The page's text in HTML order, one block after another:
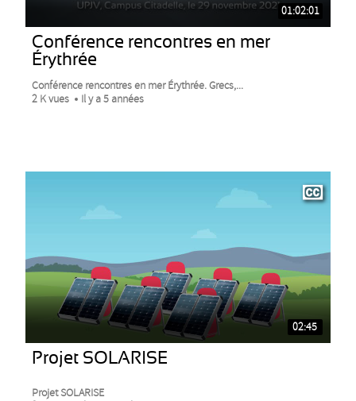
01:02:01
Conférence rencontres en mer
Érythrée
Conférence rencontres en mer Érythrée. Grecs,...
2 K vues
Il y a 5 années
02:45
Projet SOLARISE
Projet SOLARISE